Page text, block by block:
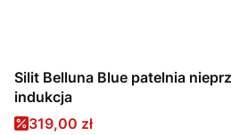
Silit Belluna Blue patelnia
indukcja
Cena promocyjna
319,00 zł